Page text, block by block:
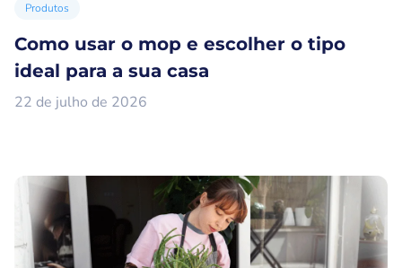
Produtos
Como usar o mop e escolher o tipo
ideal para a sua casa
22 de julho de 2026